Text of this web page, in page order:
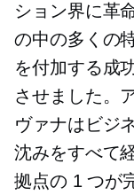
ション界に革
の中の多くの
を付加する成
させました。
ヴァナはビジ
沈みをすべて
拠点の 1 つが